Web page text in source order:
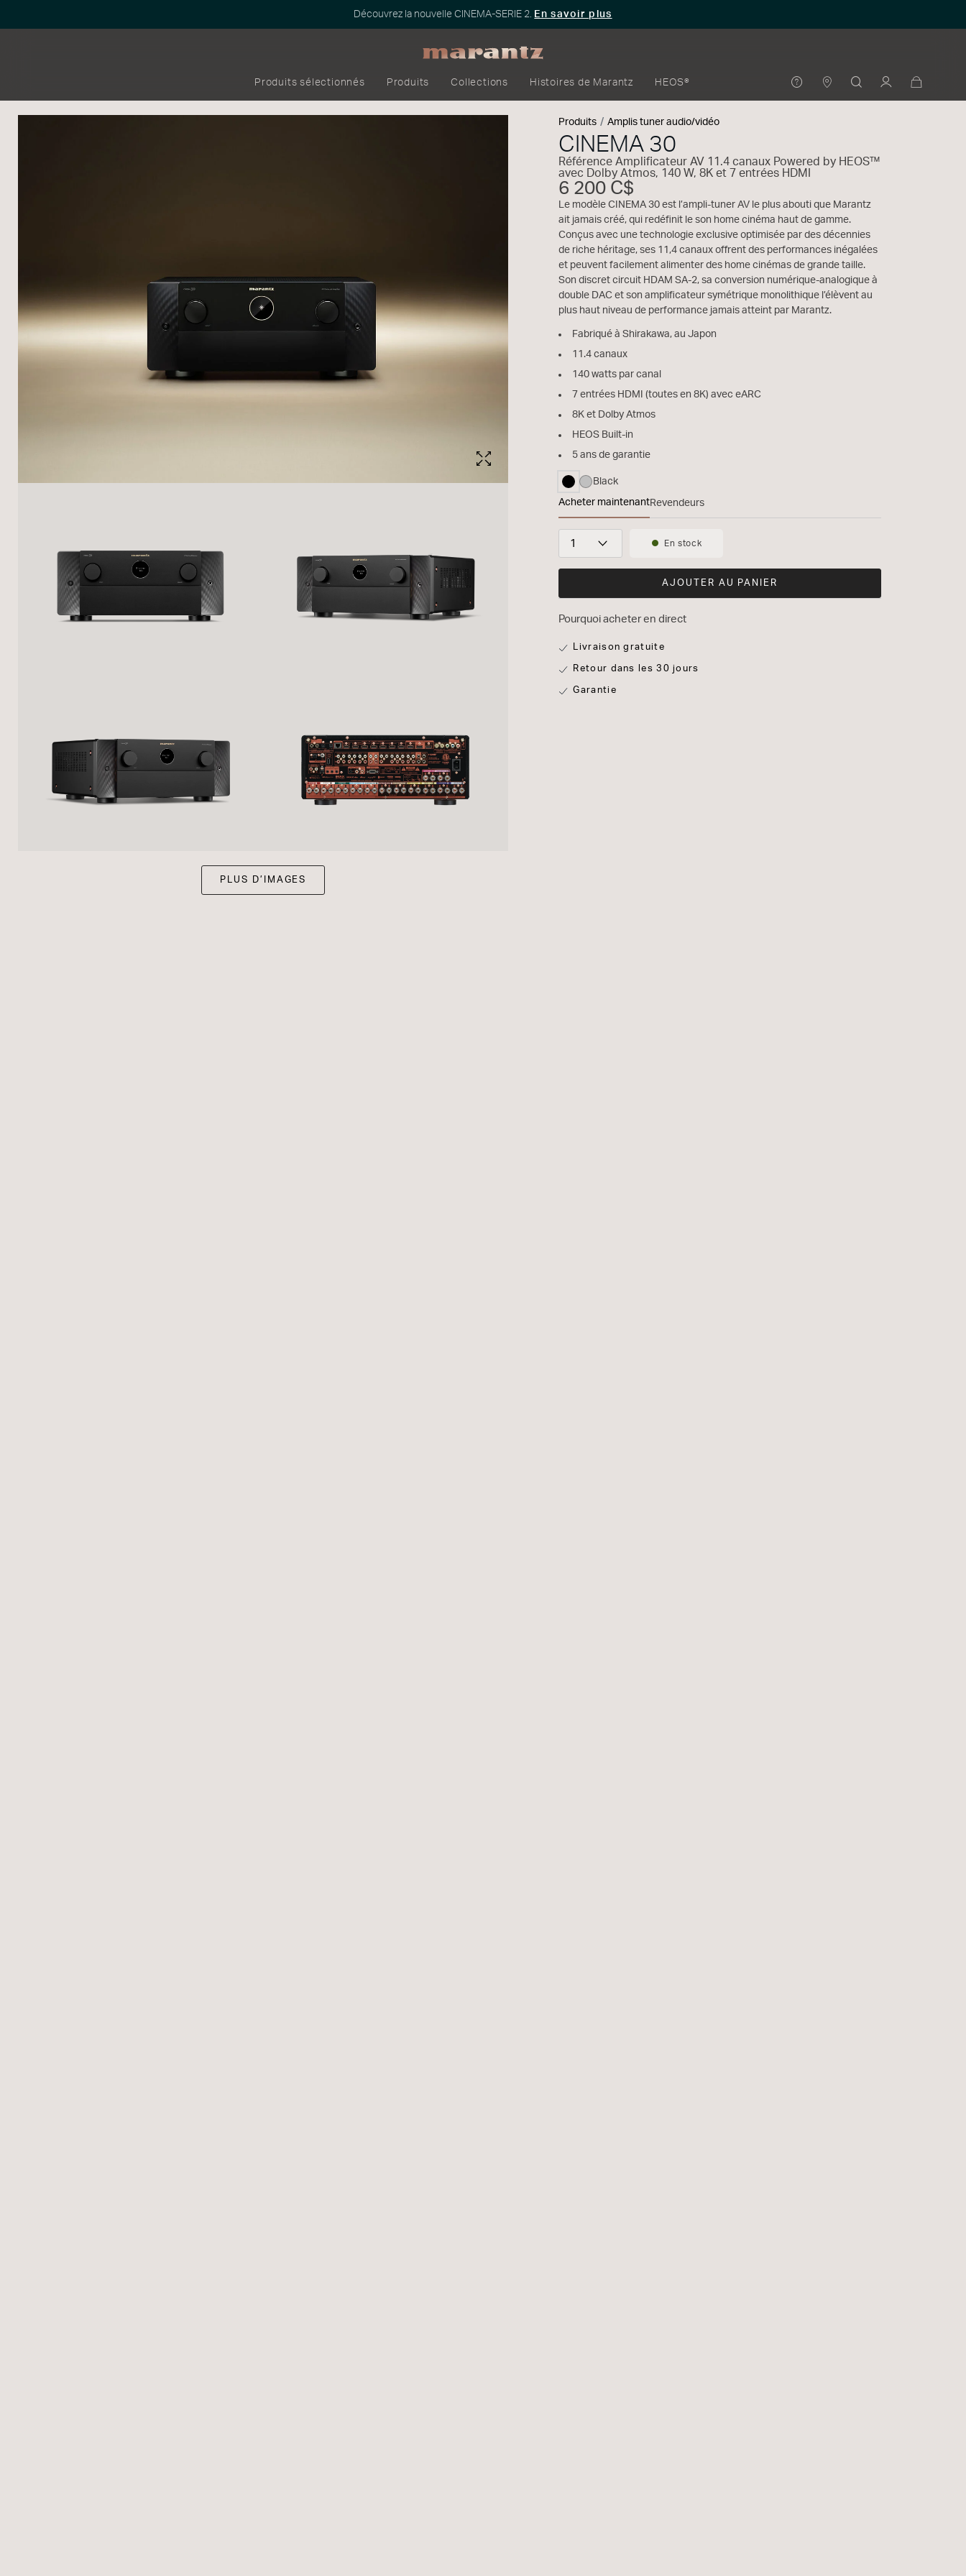
Découvrez la nouvelle CINEMA-SERIE 2. En savoir plus
Produits sélectionnés Produits Collections Histoires de Marantz HEOS®
PLUS D’IMAGES
Produits Amplis tuner audio/vidéo
CINEMA 30
Référence Amplificateur AV 11.4 canaux Powered by HEOS™
avec Dolby Atmos, 140 W, 8K et 7 entrées HDMI
6 200 C$
Le modèle CINEMA 30 est l’ampli-tuner AV le plus abouti que Marantz
ait jamais créé, qui redéfinit le son home cinéma haut de gamme.
Conçus avec une technologie exclusive optimisée par des décennies
de riche héritage, ses 11,4 canaux offrent des performances inégalées
et peuvent facilement alimenter des home cinémas de grande taille.
Son discret circuit HDAM SA-2, sa conversion numérique-analogique à
double DAC et son amplificateur symétrique monolithique l’élèvent au
plus haut niveau de performance jamais atteint par Marantz.
Fabriqué à Shirakawa, au Japon
11.4 canaux
140 watts par canal
7 entrées HDMI (toutes en 8K) avec eARC
8K et Dolby Atmos
HEOS Built-in
5 ans de garantie
sélectionné
Black
Acheter maintenantRevendeurs
Disponibilité:
En stock
AJOUTER AU PANIER
Pourquoi acheter en direct
Livraison gratuite
Retour dans les 30 jours
Garantie